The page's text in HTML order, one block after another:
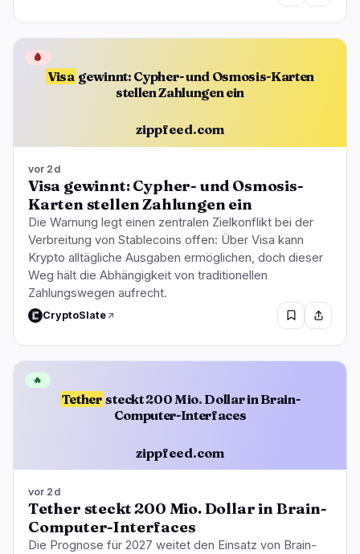
Visa gewinnt: Cypher- und Osmosis-Karten
stellen Zahlungen ein
zippfeed.com
🩸
vor 2d
Visa gewinnt: Cypher- und Osmosis-
Karten stellen Zahlungen ein
Die Warnung legt einen zentralen Zielkonflikt bei der
Verbreitung von Stablecoins offen: Über Visa kann
Krypto alltägliche Ausgaben ermöglichen, doch dieser
Weg hält die Abhängigkeit von traditionellen
Zahlungswegen aufrecht.
CryptoSlate
Tether steckt 200 Mio. Dollar in Brain-
Computer-Interfaces
zippfeed.com
🔥
vor 2d
Tether steckt 200 Mio. Dollar in Brain-
Computer-Interfaces
Die Prognose für 2027 weitet den Einsatz von Brain-